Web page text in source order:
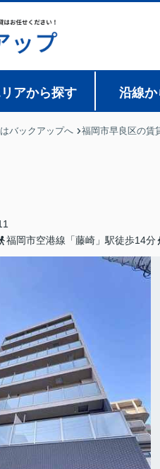
アから探す 沿線
バックアップへ 福岡市早良区の賃
福岡市空港線「藤崎」駅徒歩14分